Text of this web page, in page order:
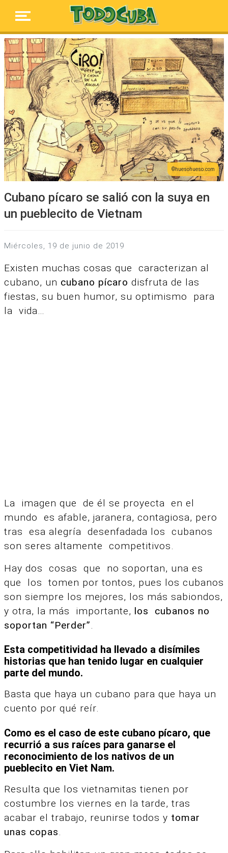
huesohueso.com
Cubano pícaro se salió con la suya en
un pueblecito de Vietnam
miércoles, 19 de junio de 2019
Existen muchas cosas que caracterizan al
cubano, un cubano pícaro disfruta de las
fiestas, su buen humor, su optimismo para
la vida…
La imagen que de él se proyecta en el
mundo es afable, jaranera, contagiosa, pero
tras esa alegría desenfadada los cubanos
son seres altamente competitivos.
Hay dos cosas que no soportan, una es
que los tomen por tontos, pues los cubanos
son siempre los mejores, los más sabiondos,
y otra, la más importante, los cubanos no
soportan “Perder”.
Esta competitividad ha llevado a disímiles
historias que han tenido lugar en cualquier
parte del mundo.
Basta que haya un cubano para que haya un
cuento por qué reír.
Como es el caso de este cubano pícaro, que
recurrió a sus raíces para ganarse el
reconocimiento de los nativos de un
pueblecito en Viet Nam.
Resulta que los vietnamitas tienen por
costumbre los viernes en la tarde, tras
acabar el trabajo, reunirse todos y tomar
unas copas